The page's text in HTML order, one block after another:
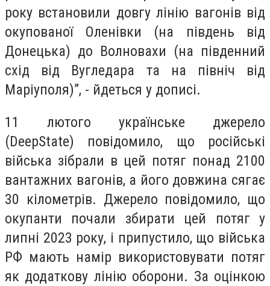
року встановили довгу лінію вагонів від
окупованої Оленівки (на південь від
Донецька) до Волновахи (на південний
схід від Вугледара та на північ від
Маріуполя)”, - йдеться у дописі.
11 лютого українське джерело
(DeepState) повідомило, що російські
війська зібрали в цей потяг понад 2100
вантажних вагонів, а його довжина сягає
30 кілометрів. Джерело повідомило, що
окупанти почали збирати цей потяг у
липні 2023 року, і припустило, що війська
РФ мають намір використовувати потяг
як додаткову лінію оборони. За оцінкою